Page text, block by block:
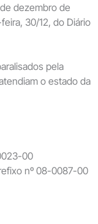
dezembro de
30/12, do Diário
pela
o estado da
00
nº 08-0087-00